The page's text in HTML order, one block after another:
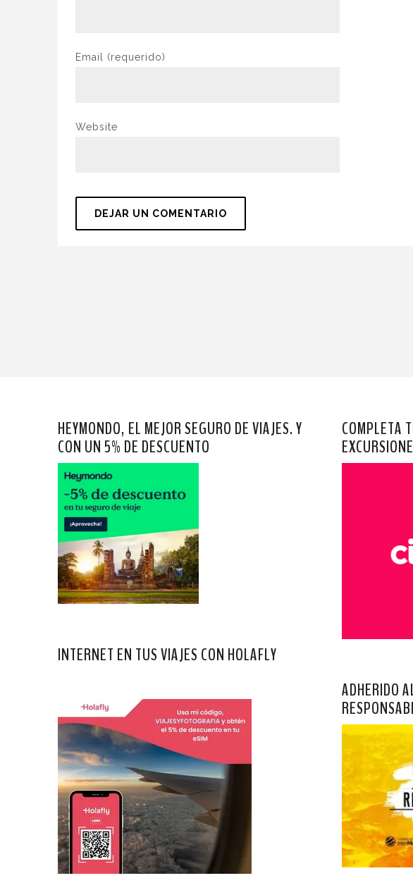
Email (requerido)
Website
HEYMONDO, EL MEJOR SEGURO DE VIAJES. Y
CON UN 5% DE DESCUENTO
INTERNET EN TUS VIAJES CON HOLAFLY
COMPLETA
ADHERIDO